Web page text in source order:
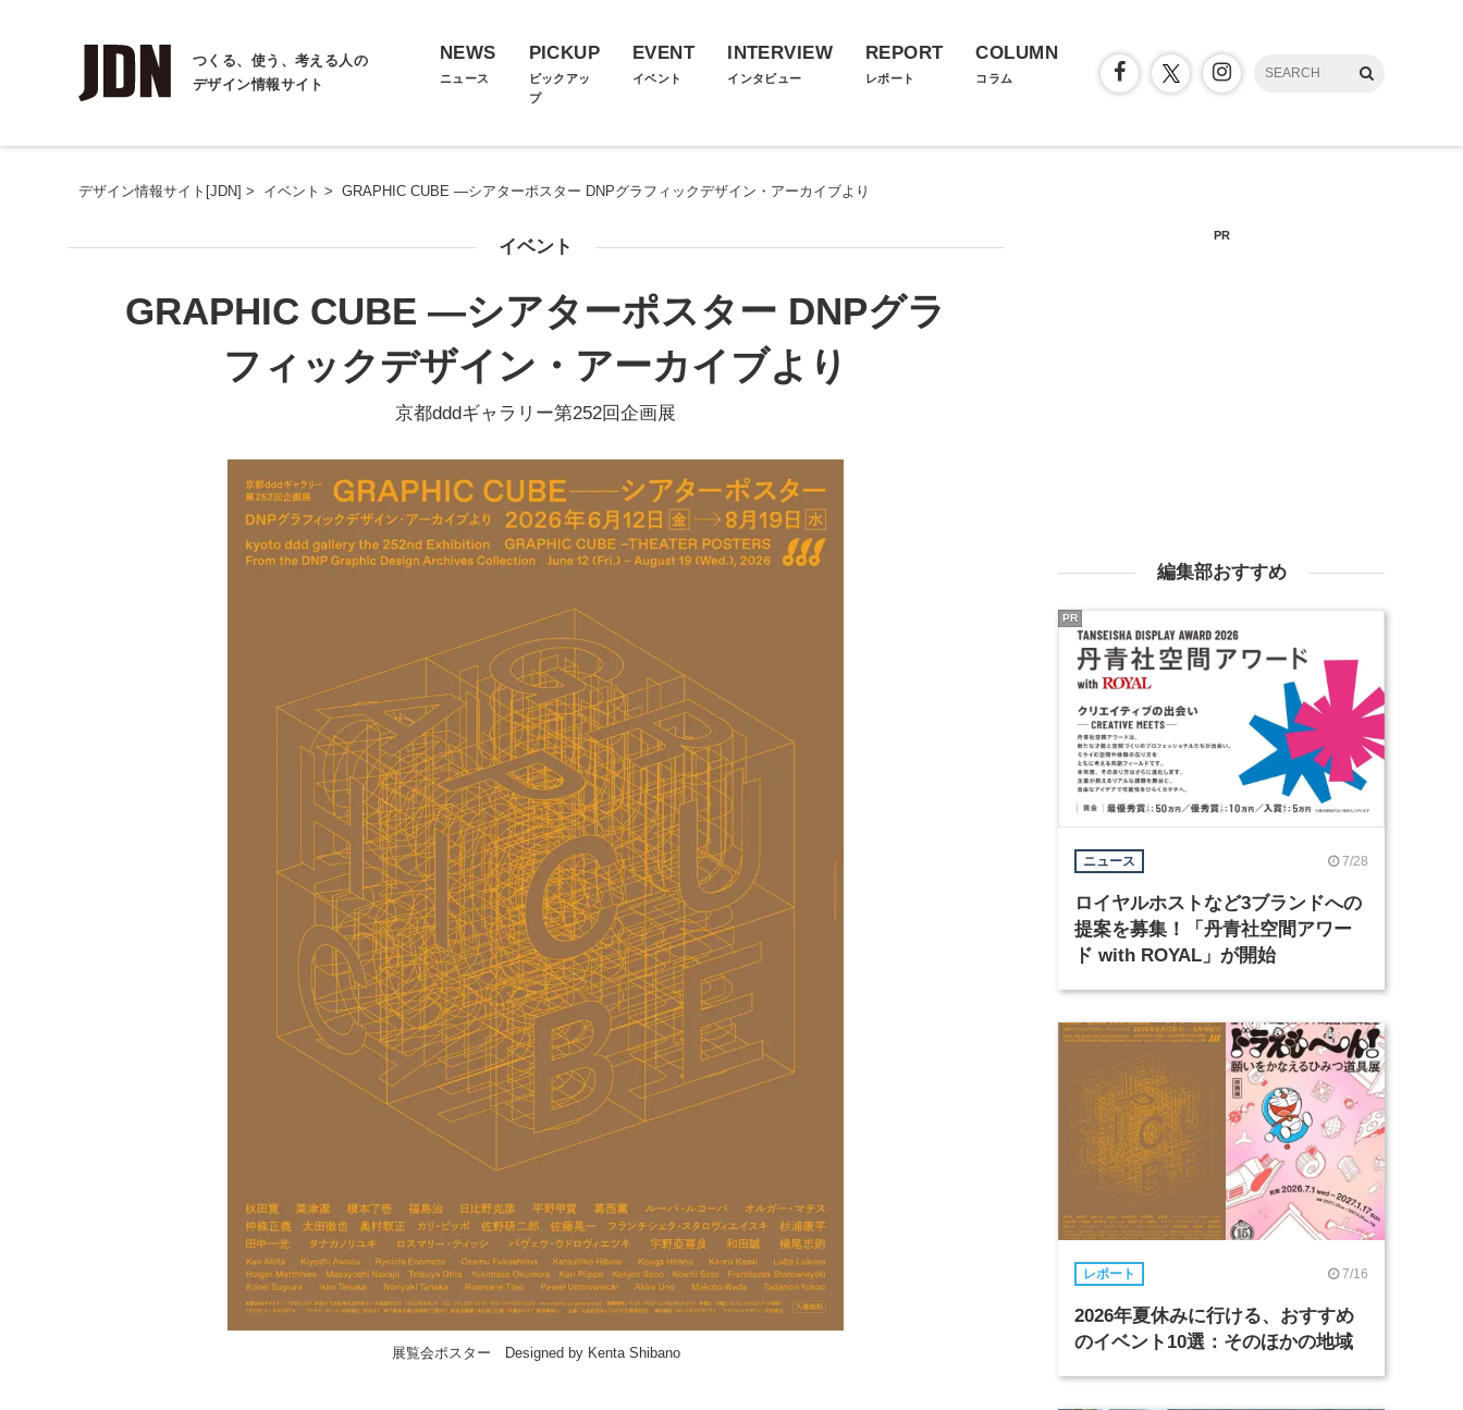
つくる、使う、考える人の
デザイン情報サイト
NEWS
ニュース
PICKUP
ピックアッ
プ
EVENT
イベント
INTERVIEW
インタビュー
REPORT
レポート
COLUMN
コラム
デザイン情報サイト[JDN] > イベント > GRAPHIC CUBE ―シアターポスター DNPグラフィックデザイン・アーカイブより
イベント
GRAPHIC CUBE ―シアターポスター DNPグラ
フィックデザイン・アーカイブより
京都dddギャラリー第252回企画展
展覧会ポスター Designed by Kenta Shibano
PR
編集部おすすめ
ニュース 7/28
ロイヤルホストなど3ブランドへの
提案を募集！「丹青社空間アワー
ド with ROYAL」が開始
PR
レポート 7/16
2026年夏休みに行ける、おすすめ
のイベント10選：そのほかの地域